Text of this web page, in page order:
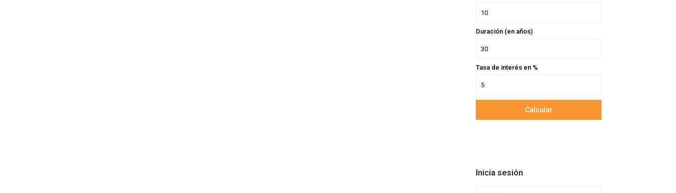
Duración (en años)
Tasa de interés en %
Calcular
Inicia sesión